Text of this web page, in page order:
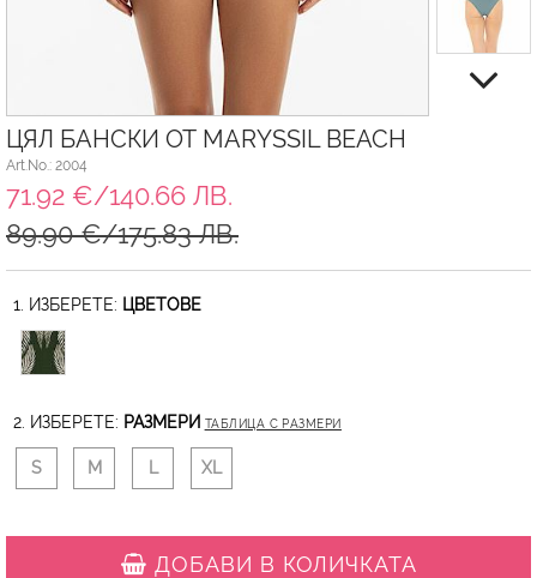
ЦЯЛ БАНСКИ ОТ MARYSSIL BEACH
Art.No.: 2004
71.92 €/140.66 ЛВ.
89.90 €/175.83 ЛВ.
1. ИЗБЕРЕТЕ: ЦВЕТОВЕ
2. ИЗБЕРЕТЕ: РАЗМЕРИ ТАБЛИЦА С РАЗМЕРИ
S M L XL
ДОБАВИ В КОЛИЧКАТА